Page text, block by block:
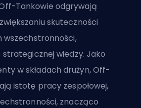
Tankowie odgrywają
skuteczności
wszechstronności,
wiedzy. Jako
w składach drużyn, Off-
istotę pracy zespołowej,
znacząco